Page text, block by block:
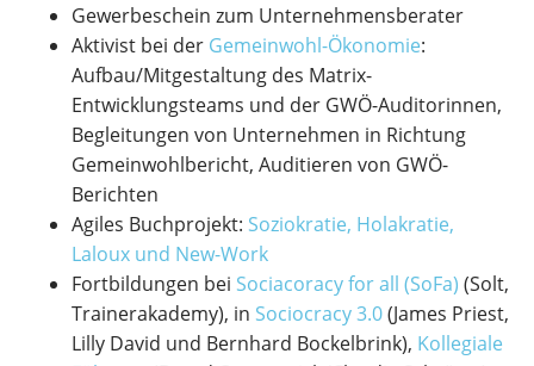
Gewerbeschein zum Unternehmensberater
Aktivist bei der Gemeinwohl-Ökonomie:
Aufbau/Mitgestaltung des Matrix-
Entwicklungsteams und der GWÖ-Auditorinnen,
Begleitungen von Unternehmen in Richtung
Gemeinwohlbericht, Auditieren von GWÖ-
Berichten
Agiles Buchprojekt: Soziokratie, Holakratie,
Laloux und New-Work
Fortbildungen bei Sociacoracy for all (SoFa) (Solt,
Trainerakademy), in Sociocracy 3.0(James Priest,
Lilly David und Bernhard Bockelbrink), Kollegiale